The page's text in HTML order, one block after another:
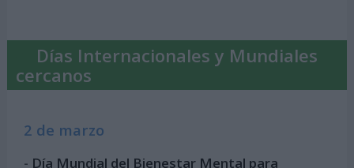
Días Internacionales y Mundiales
cercanos
2 de marzo
- Día Mundial del Bienestar Mental para